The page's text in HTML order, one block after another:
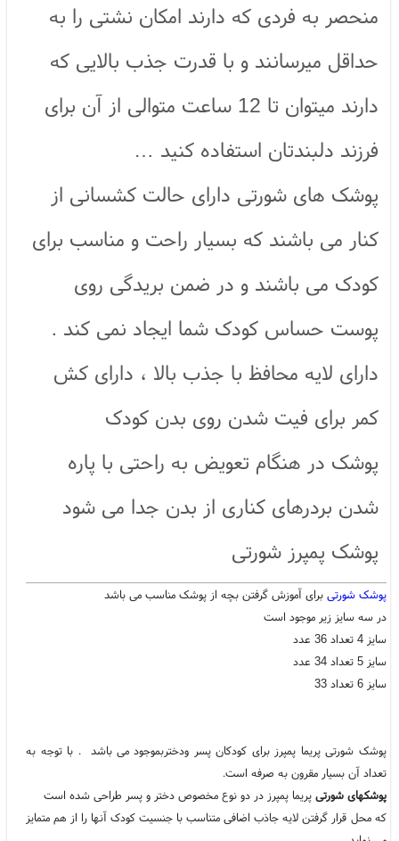
منحصر به فردی که دارند امکان نشتی را به
حداقل میرسانند و با قدرت جذب بالایی که
دارند میتوان تا 12 ساعت متوالی از آن برای
فرزند دلبندتان استفاده کنید …
پوشک های شورتی دارای حالت کشسانی از
کنار می باشند که بسیار راحت و مناسب برای
کودک می باشند و در ضمن بریدگی روی
پوست حساس کودک شما ایجاد نمی کند .
دارای لایه محافظ با جذب بالا ، دارای کش
کمر برای فیت شدن روی بدن کودک
پوشک در هنگام تعویض به راحتی با پاره
شدن بردرهای کناری از بدن جدا می شود
پوشک پمپرز شورتی
پوشک شورتی برای آموزش گرفتن بچه از پوشک مناسب می باشد
در سه سایز زیر موجود است
سایز 4 تعداد 36 عدد
سایز 5 تعداد 34 عدد
سایز 6 تعداد 33
پوشک شورتی پریما پمپرز برای کودکان پسر ودختربموجود می باشد . با توجه به
تعداد آن بسیار مقرون به صرفه است.
پوشکهای شورتیپریما پمپرز در دو نوع مخصوص دختر و پسر طراحی شده است
که محل قرار گرفتن لایه جاذب اضافی متناسب با جنسیت کودک آنها را از هم متمایز